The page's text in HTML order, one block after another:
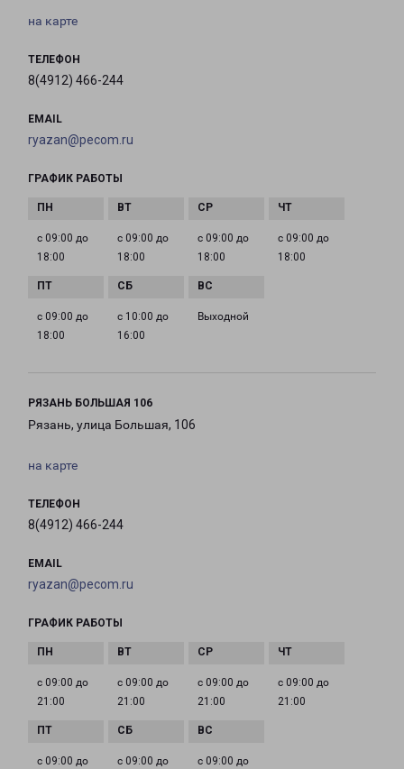
на карте
ТЕЛЕФОН
8(4912) 466-244
EMAIL
ryazan@pecom.ru
ГРАФИК РАБОТЫ
с 09:00 до
18:00
с 09:00 до
18:00
с 09:00 до
18:00
с 09:00 до
18:00
с 09:00 до
18:00
с 10:00 до
16:00
Выходной
РЯЗАНЬ БОЛЬШАЯ 106
Рязань, улица Большая, 106
на карте
ТЕЛЕФОН
8(4912) 466-244
EMAIL
ryazan@pecom.ru
ГРАФИК РАБОТЫ
с 09:00 до
21:00
с 09:00 до
21:00
с 09:00 до
21:00
с 09:00 до
21:00
с 09:00 до
с 09:00 до
с 09:00 до